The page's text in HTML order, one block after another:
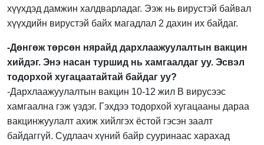
хүүхдэд дамжин халдварладаг. Ээж нь вирустэй байвал
хүүхдийн вирустэй байх магадлал 2 дахин их байдаг.
-Дөнгөж төрсөн нярайд дархлаажуулалтын вакцин
хийдэг. Энэ насан туршид нь хамгаалдаг уу. Эсвэл
тодорхой хугацаатайтай байдаг уу?
-Дархлаажуулалтын вакцин 10-12 жил В вирусээс
хамгаална гэж үздэг. Гэхдээ тодорхой хугацааны дараа
вакцинжуулалт ахиж хийлгэх ёстой гэсэн заалт
байдаггүй. Судлаач хүний байр сууринаас харахад